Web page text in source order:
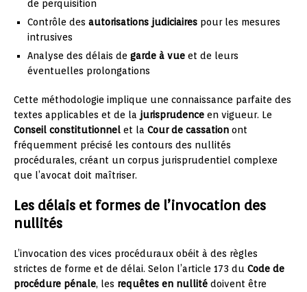
de perquisition
Contrôle des autorisations judiciaires pour les mesures
intrusives
Analyse des délais de garde à vue et de leurs
éventuelles prolongations
Cette méthodologie implique une connaissance parfaite des
textes applicables et de la jurisprudence en vigueur. Le
Conseil constitutionnel et la Cour de cassation ont
fréquemment précisé les contours des nullités
procédurales, créant un corpus jurisprudentiel complexe
que l’avocat doit maîtriser.
Les délais et formes de l’invocation des
nullités
L’invocation des vices procéduraux obéit à des règles
strictes de forme et de délai. Selon l’article 173 du Code de
procédure pénale, les requêtes en nullité doivent être